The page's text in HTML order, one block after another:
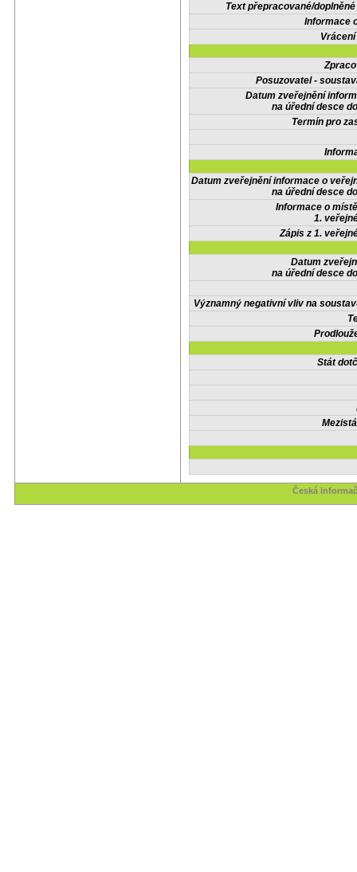
Text přepracované/
Informace
Posuzovatel -
Datum zveřejnění
na úřední desce
Termín pro
Datum zveřejnění informace o
na úřední desce
Informace o
1.
Zápis z 1.
Datum
na úřední desce
Významný negativní vliv na
Stát
Česká